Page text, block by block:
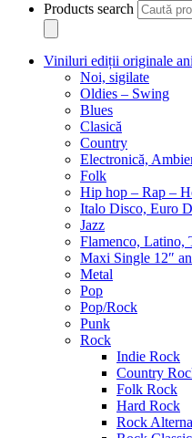
Products search
Viniluri ediții originale
Noi, sigilate
Oldies – Swing
Blues
Clasică
Country
Electronică,
Folk
Hip hop – Rap –
Italo Disco, Euro
Jazz
Flamenco, Latino,
Maxi Single 12″
Metal
Pop
Pop/Rock
Punk
Rock
Indie Rock
Country
Folk Rock
Hard Rock
Rock